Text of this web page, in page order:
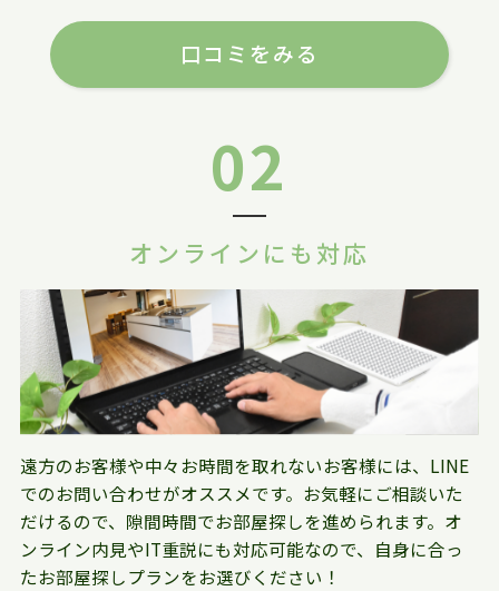
口コミをみる
02
オンラインにも対応
遠方のお客様や中々お時間を取れないお客様には、LINE
でのお問い合わせがオススメです。お気軽にご相談いた
だけるので、隙間時間でお部屋探しを進められます。オ
ンライン内見やIT重説にも対応可能なので、自身に合っ
たお部屋探しプランをお選びください！